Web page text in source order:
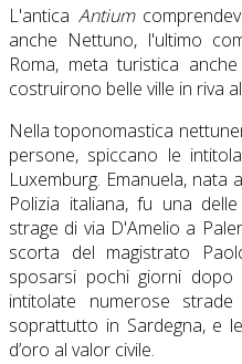
L'antica Antium
anche Nettuno, l'ultimo
Roma, meta turistica
costruirono belle ville in riva
Nella toponomastica
persone, spiccano le
Luxemburg. Emanuela, nata
Polizia italiana, fu una
strage di via D'Amelio a
scorta del magistrato
sposarsi pochi giorni
intitolate numerose
soprattutto in Sardegna, e
d’oro al valor civile.